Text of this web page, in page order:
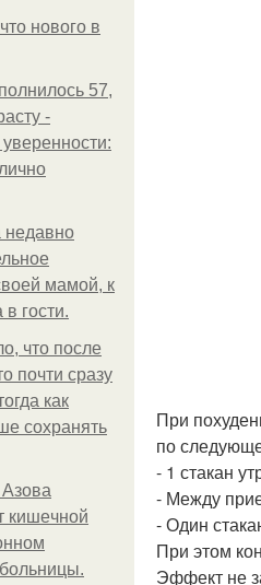
нового в
57,
-
недавно
мамой, к
гости.
что после
почти сразу
как
сохранять
кишeчнoй
При
по
- 1 стакан
- Между
- Один
При этом
Эффект не